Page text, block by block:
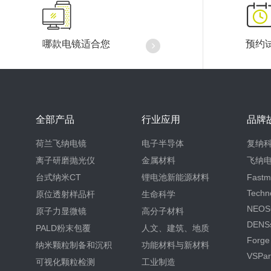
哪款电镜适合您 预约
全部产品
荷兰飞纳电镜
离子研磨抛光仪
台式纳米CT
原位透射样品杆
原子力显微镜
PALD粉末包覆
纳米颗粒制备和沉积
可视化颗粒检测
行业应用
电子半导体
金属材料
锂电池新能源材料
生命科学
高分子材料
人文、建筑、地质
功能材料与新材料
工业制造
品牌
复纳
飞纳